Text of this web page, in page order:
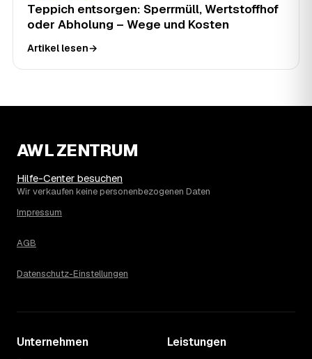
Teppich entsorgen: Sperrmüll, Wertstoffhof
oder Abholung – Wege und Kosten
Artikel lesen→
AWL ZENTRUM
Hilfe-Center besuchen
Wir verkaufen keine personenbezogenen Daten
Impressum
AGB
Datenschutz-Einstellungen
Unternehmen Leistungen